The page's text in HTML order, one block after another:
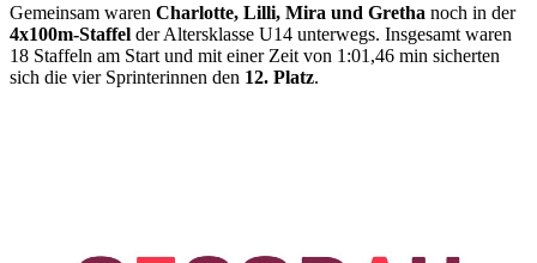
Gemeinsam waren Charlotte, Lilli, Mira und Gretha noch in der
4x100m-Staffel der Altersklasse U14 unterwegs. Insgesamt waren
18 Staffeln am Start und mit einer Zeit von 1:01,46 min sicherten
sich die vier Sprinterinnen den 12. Platz.